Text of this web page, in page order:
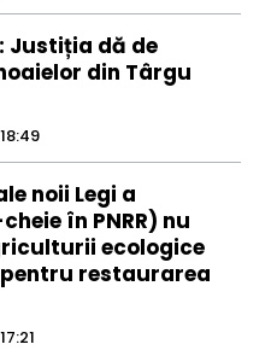
Justiția dă de
din Târgu
noii Legi a
în PNRR) nu
ecologice
restaurarea